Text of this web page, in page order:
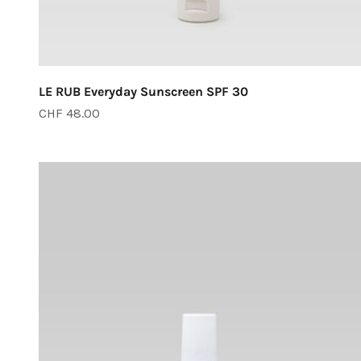
LE RUB Everyday Sunscreen SPF 30
Angebot
CHF 48.00